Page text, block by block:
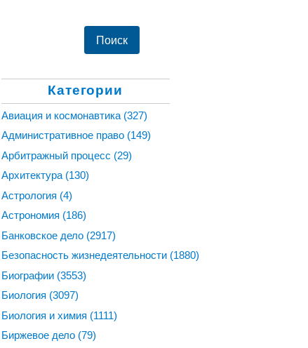
Категории
Авиация и космонавтика (327)
Административное право (149)
Арбитражный процесс (29)
Архитектура (130)
Астрология (4)
Астрономия (186)
Банковское дело (2917)
Безопасность жизнедеятельности (1880)
Биографии (3553)
Биология (3097)
Биология и химия (1111)
Биржевое дело (79)